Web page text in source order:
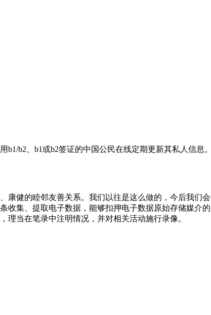
b2、b1或b2签证的中国公民在线定期更新其私人信息
康健的睦邻友善关系。我们以往是这么做的，今后我们
集、提取电子数据，能够扣押电子数据原始存储媒介
当在笔录中注明情况，并对相关活动施行录像。